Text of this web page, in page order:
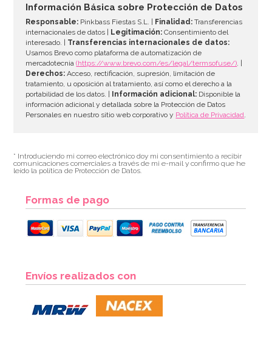
AÑADIR
Información Básica sobre Protección de Datos
Responsable: Pinkbass Fiestas S.L. | Finalidad: Transferencias
internacionales de datos |
Legitimación: Consentimiento del
interesado. | Transferencias internacionales de datos:
Usamos Brevo como plataforma de automatización de
mercadotecnia(https://www.brevo.com/es/legal/termsofuse/). |
Derechos: Acceso, rectificación, supresión, limitación de
tratamiento, u oposición al tratamiento, así como el derecho a la
portabilidad de los datos. |
Información adicional: Disponible la
información adicional y detallada sobre la Protección de Datos
Personales en nuestro sitio web corporativo y Política de Privacidad.
* Introduciendo mi correo electrónico doy mi consentimiento a recibir
comunicaciones comerciales a través de mi e-mail y confirmo que he
leído la política de Protección de Datos.
Formas de pago
Envíos realizados con